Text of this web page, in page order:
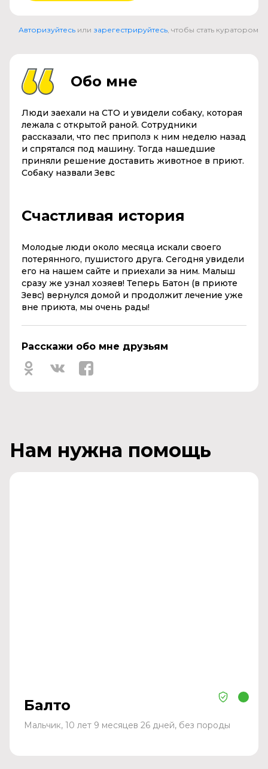
Авторизуйтесь или зарегестрируйтесь , чтобы стать куратором
Обо мне
Люди заехали на СТО и увидели собаку, которая
лежала с открытой раной. Сотрудники
рассказали, что пес приполз к ним неделю назад
и спрятался под машину. Тогда нашедшие
приняли решение доставить животное в приют.
Собаку назвали Зевс
Счастливая история
Молодые люди около месяца искали своего
потерянного, пушистого друга. Сегодня увидели
его на нашем сайте и приехали за ним. Малыш
сразу же узнал хозяев! Теперь Батон (в приюте
Зевс) вернулся домой и продолжит лечение уже
вне приюта, мы очень рады!
Расскажи обо мне друзьям
Нам нужна помощь
Балто
Мальчик, 10 лет 9 месяцев 26 дней, без породы